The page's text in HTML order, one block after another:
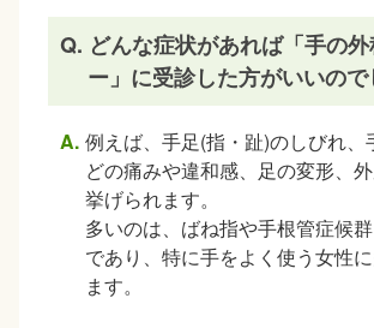
Q. どんな症状があれば「手の
ー」に受診した方がいいので
例えば、手足(指・趾)のしびれ、
どの痛みや違和感、足の変形、
挙げられます。
多いのは、ばね指や手根管症候
であり、特に手をよく使う女性
ます。